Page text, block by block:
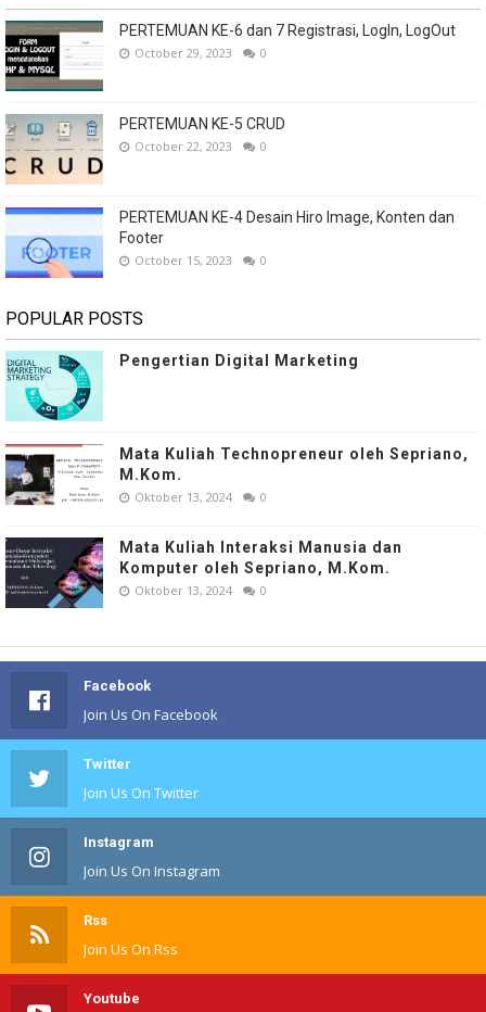
PERTEMUAN KE-6 dan 7 Registrasi, LogIn, LogOut
October 29, 2023 0
PERTEMUAN KE-5 CRUD
October 22, 2023 0
PERTEMUAN KE-4 Desain Hiro Image, Konten dan
Footer
October 15, 2023 0
POPULAR POSTS
Pengertian Digital Marketing
Mata Kuliah Technopreneur oleh Sepriano,
M.Kom.
Oktober 13, 2024 0
Mata Kuliah Interaksi Manusia dan
Komputer oleh Sepriano, M.Kom.
Oktober 13, 2024 0
Facebook
Join Us On Facebook
Twitter
Join Us On Twitter
Instagram
Join Us On Instagram
Rss
Join Us On Rss
Youtube